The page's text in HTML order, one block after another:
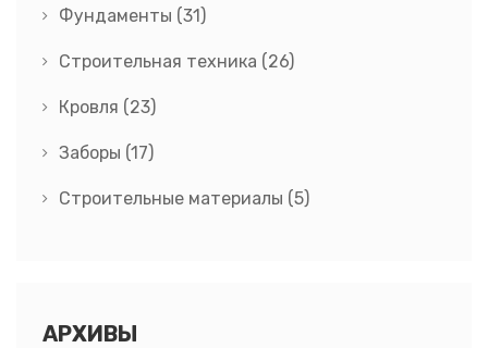
Фундаменты (31)
Строительная техника (26)
Кровля (23)
Заборы (17)
Строительные материалы (5)
АРХИВЫ